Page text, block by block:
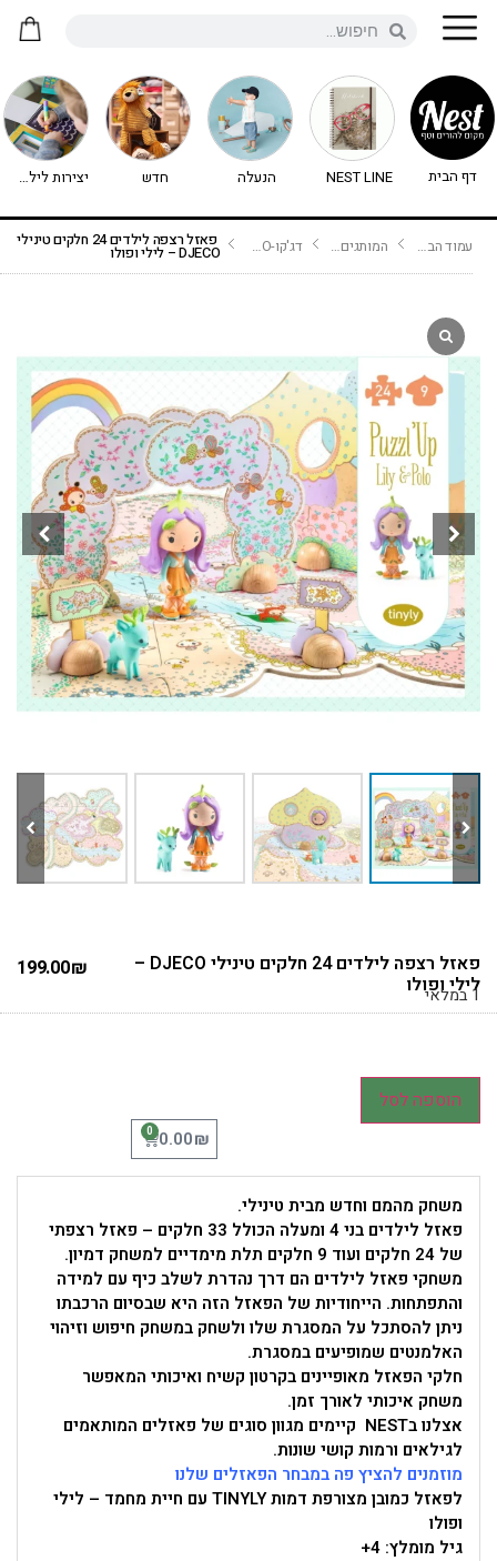
דף הבית NEST LINE הנעלה חדש יצירות לילדים - יצירה לילדים
עמוד הבית המותגים שלנו דג'קו-DJECO נימיגו פאזל רצפה לילדים 24 חלקים טינילי
DJECO – לילי ופולו
פאזל רצפה לילדים 24 חלקים טינילי DJECO –
לילי ופולו
199.00₪
1 במלאי
הוספה לסל
0.00₪
0
משחק מהמם וחדש מבית טינילי.
פאזל לילדים בני 4 ומעלה הכולל 33 חלקים – פאזל רצפתי
של 24 חלקים ועוד 9 חלקים תלת מימדיים למשחק דמיון.
משחקי פאזל לילדים הם דרך נהדרת לשלב כיף עם למידה
והתפתחות. הייחודיות של הפאזל הזה היא שבסיום הרכבתו
ניתן להסתכל על המסגרת שלו ולשחק במשחק חיפוש וזיהוי
האלמנטים שמופיעים במסגרת.
חלקי הפאזל מאופיינים בקרטון קשיח ואיכותי המאפשר
משחק איכותי לאורך זמן.
אצלנו בNEST קיימים מגוון סוגים של פאזלים המותאמים
לגילאים ורמות קושי שונות.
מוזמנים להציץ פה במבחר הפאזלים שלנו
לפאזל כמובן מצורפת דמות TINYLY עם חיית מחמד – לילי
ופולו
גיל מומלץ: 4+